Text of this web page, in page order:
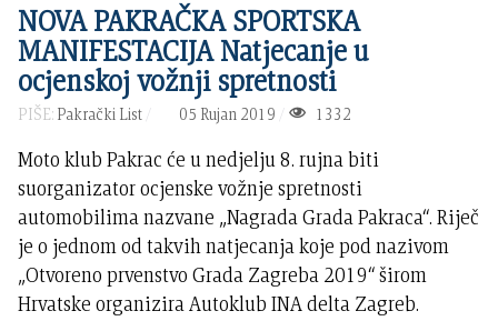
NOVA PAKRAČKA SPORTSKA
MANIFESTACIJA Natjecanje u
ocjenskoj vožnji spretnosti
PIŠE: Pakrački List 05 Rujan 2019 1332
Moto klub Pakrac će u nedjelju 8. rujna biti
suorganizator ocjenske vožnje spretnosti
automobilima nazvane „Nagrada Grada Pakraca“. Riječ
je o jednom od takvih natjecanja koje pod nazivom
„Otvoreno prvenstvo Grada Zagreba 2019“ širom
Hrvatske organizira Autoklub INA delta Zagreb.